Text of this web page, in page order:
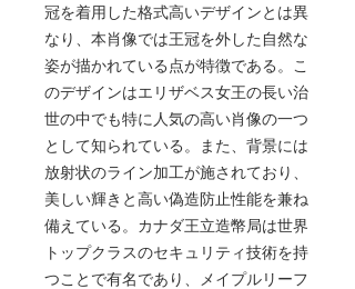
冠を着用した格式高いデザインとは異
なり、本肖像では王冠を外した自然な
姿が描かれている点が特徴である。こ
のデザインはエリザベス女王の長い治
世の中でも特に人気の高い肖像の一つ
として知られている。また、背景には
放射状のライン加工が施されており、
美しい輝きと高い偽造防止性能を兼ね
備えている。カナダ王立造幣局は世界
トップクラスのセキュリティ技術を持
つことで有名であり、メイプルリーフ